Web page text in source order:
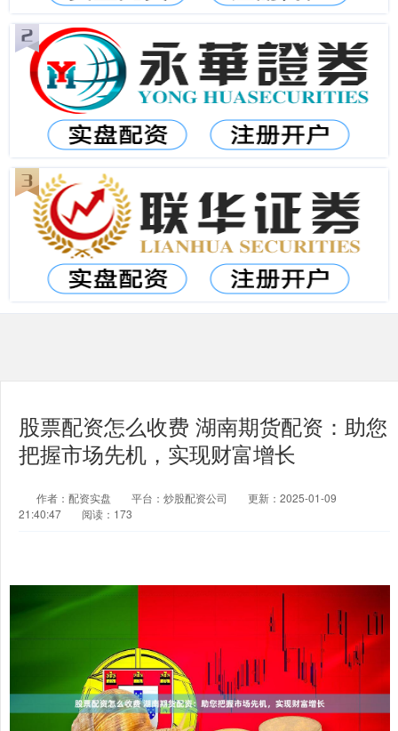
股票配资怎么收费 湖南期货配资：助您
把握市场先机，实现财富增长
作者：配资实盘 平台：炒股配资公司
更新：2025-01-09
21:40:47
阅读：173